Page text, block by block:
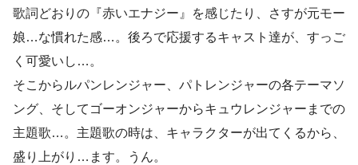
歌詞どおりの『赤いエナジー』を感じたり、さすが元モー
娘…な慣れた感…。後ろで応援するキャスト達が、すっご
く可愛いし…。
そこからルパンレンジャー、パトレンジャーの各テーマソ
ング、そしてゴーオンジャーからキュウレンジャーまでの
主題歌…。主題歌の時は、キャラクターが出てくるから、
盛り上がり…ます。うん。